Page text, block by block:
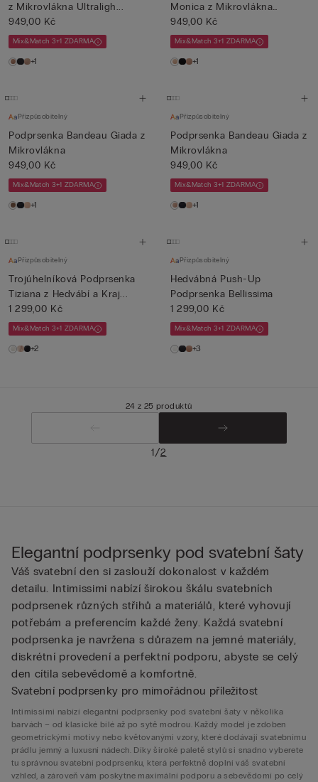
z Mikrovlákna Ultraligh...
949,00 Kč
Mix&Match 3+1 ZDARMA
+1
Monica z Mikrovlákna
Ultrali...
949,00 Kč
Mix&Match 3+1 ZDARMA
+1
Přizpůsobitelný
Podprsenka Bandeau Giada z
Mikrovlákna
949,00 Kč
Mix&Match 3+1 ZDARMA
+1
Přizpůsobitelný
Podprsenka Bandeau Giada z
Mikrovlákna
949,00 Kč
Mix&Match 3+1 ZDARMA
+1
Přizpůsobitelný
Trojúhelníková Podprsenka
Tiziana z Hedvábí a Kraj...
1 299,00 Kč
Mix&Match 3+1 ZDARMA
+2
Přizpůsobitelný
Hedvábná Push-Up
Podprsenka Bellissima
1 299,00 Kč
Mix&Match 3+1 ZDARMA
+3
24 z 25 produktů
1/2
Elegantní podprsenky pod svatební šaty
Váš svatební den si zaslouží dokonalost v každém
detailu. Intimissimi nabízí širokou škálu svatebních
podprsenek různých střihů a materiálů, které vyhovují
potřebám a preferencím každé ženy. Každá svatební
podprsenka je navržena s důrazem na jemné materiály,
diskrétní provedení a perfektní podporu, abyste se celý
den cítila sebevědomě a komfortně.
Svatební podprsenky pro mimořádnou příležitost
Intimissimi nabízí elegantní podprsenky pod svatební šaty v několika
barvách – od klasické bílé až po sytě modrou. Každý model je zdoben
geometrickými motivy nebo květovanými vzory, které dodávají svatebnímu
prádlu jemný a luxusní nádech. Díky široké paletě stylů si snadno vyberete
tu správnou svatební podprsenku, která perfektně doplní váš svatební
vzhled, a zároveň vám poskytne maximální podporu a sebevědomí po celý